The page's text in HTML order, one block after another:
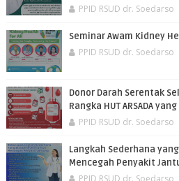
PPID RSUD dr. Soedarso
Seminar Awam Kidney
PPID RSUD dr. Soedarso
Donor Darah Serentak
Rangka HUT ARSADA
PPID RSUD dr. Soedarso
Langkah Sederhana
Mencegah Penyakit